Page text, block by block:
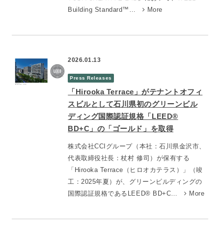
Building Standard™…
More
2026.01.13
Press Releases
「Hirooka Terrace」がテナントオフィ
スビルとして石川県初のグリーンビル
ディング国際認証規格「LEED®
BD+C」の「ゴールド」を取得
株式会社CCIグループ（本社：石川県金沢市、
代表取締役社長：杖村 修司）が保有する
「Hirooka Terrace（ヒロオカテラス）」（竣
工：2025年夏）が、グリーンビルディングの
国際認証規格であるLEED® BD+C…
More